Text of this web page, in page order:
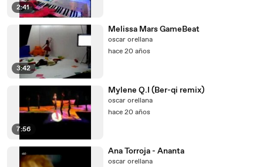
2:41
3:42
Melissa Mars GameBeat
oscar orellana
hace 20 años
7:56
Mylene Q.I (Ber-qi remix)
oscar orellana
hace 20 años
Ana Torroja - Ananta
oscar orellana